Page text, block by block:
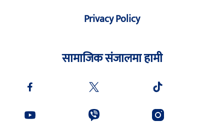
Privacy Policy
सामाजिक संजालमा हामी